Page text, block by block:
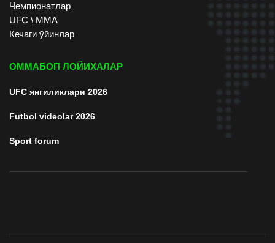
Чемпионатлар
UFC \ ММА
Кечаги ўйинлар
ОММАБОП ЛОЙИХАЛАР
UFC янгиликлари 2026
Futbol videolar 2026
Sport forum